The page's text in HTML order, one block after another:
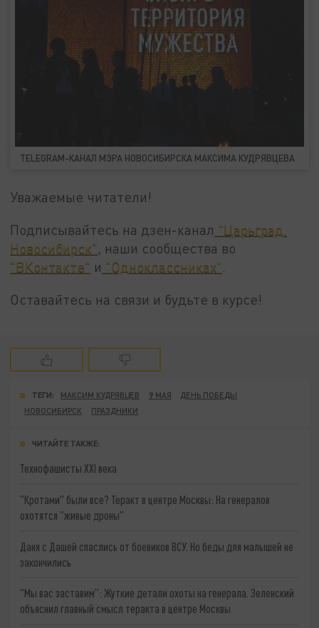
TELEGRAM-КАНАЛ МЭРА НОВОСИБИРСКА МАКСИМА КУДРЯВЦЕВА
Уважаемые читатели!
Подписывайтесь на дзен-канал "Царьград.
Новосибирск", наши сообщества во
"ВКонтакте" и "Одноклассниках"
Оставайтесь на связи и будьте в курсе!
ТЕГИ: МАКСИМ КУДРЯВЦЕВ 9 МАЯ
ДЕНЬ ПОБЕДЫ
НОВОСИБИРСК
ПРАЗДНИКИ
ЧИТАЙТЕ ТАКЖЕ:
Технофашисты XXI века
"Кротами" были все? Теракт в центре Москвы: На генералов
охотятся "живые дроны"
Даня с Дашей спаслись от боевиков ВСУ. Но беды для малышей не
закончились
"Мы вас заставим": Жуткие детали охоты на генерала. Зеленский
объяснил главный смысл теракта в центре Москвы